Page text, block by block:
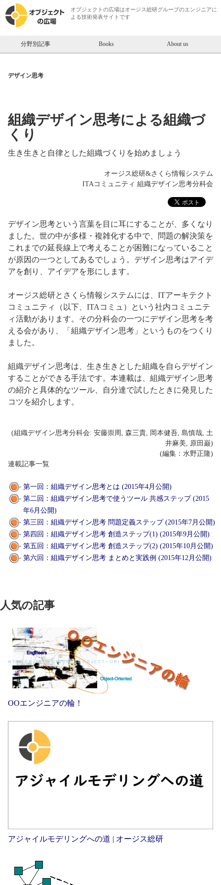
オブジェクトの広場はオージス総研グループのエンジニアに
よる技術発表サイトです
分野別記事 Books About us
デザイン思考
組織デザイン思考による組織づ
くり
生き生きと自律とした組織づくりを始めましょう
オージス総研&さくら情報システム
ITAコミュニティ 組織デザイン思考分科会
デザイン思考という言葉を目に耳にすることが、多くなり
ました。世の中が多様・複雑化する中で、問題の解決策を
これまでの延長線上で考えることが困難になっていること
が原因の一つとしてあるでしょう。デザイン思考はアイデ
アを創り、アイデアを形にします。
オージス総研とさくら情報システムには、ITアーキテクト
コミュニティ（以下、ITAコミュ）という社内コミュニテ
ィ活動があります。その分科会の一つにデザイン思考を考
える会があり、「組織デザイン思考」というものをつくり
ました。
組織デザイン思考は、生き生きとした組織を自らデザイン
することができる手法です。本連載は、組織デザイン思考
の紹介と具体的なツール、自分達で試したときに発見した
コツを紹介します。
(組織デザイン思考分科会: 安藤崇周, 森三貴, 岡本健吾, 島慎哉, 土
井麻美, 原田巌)
(編集：水野正隆)
連載記事一覧
第一回：組織デザイン思考とは (2015年4月公開)
第二回：組織デザイン思考で使うツール 共感ステップ (2015
年6月公開)
第三回：組織デザイン思考 問題定義ステップ (2015年7月公開)
第四回：組織デザイン思考 創造ステップ(1) (2015年9月公開)
第五回：組織デザイン思考 創造ステップ(2) (2015年10月公開)
第六回：組織デザイン思考 まとめと実践例 (2015年12月公開)
人気の記事
OOエンジニアの輪！
アジャイルモデリングへの道 | オージス総研